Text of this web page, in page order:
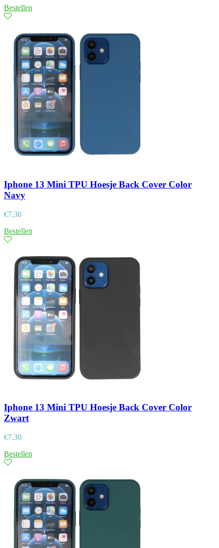
Bestellen
Iphone 13 Mini TPU Hoesje Back Cover Color
Navy
€7,30
Bestellen
Iphone 13 Mini TPU Hoesje Back Cover Color
Zwart
€7,30
Bestellen